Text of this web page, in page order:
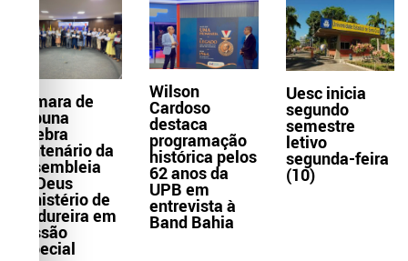
Câmara de
Itabuna
celebra
centenário da
Assembleia
de Deus
Ministério de
Madureira em
Sessão
Especial
Wilson
Cardoso
destaca
programação
histórica pelos
62 anos da
UPB em
entrevista à
Band Bahia
Uesc inicia
segundo
semestre
letivo
segunda-feira
(10)